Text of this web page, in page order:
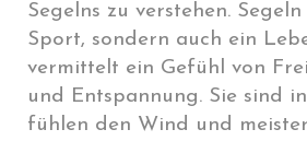
Segelns zu verstehen.
Sport, sondern auch ein
vermittelt ein Gefühl von
und Entspannung. Sie sind
fühlen den Wind und